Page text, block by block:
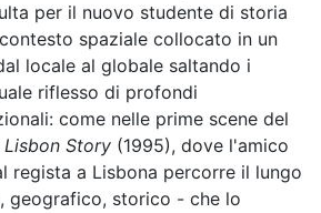
per il nuovo studente di storia
spaziale collocato in un
locale al globale saltando i
riflesso di profondi
come nelle prime scene del
Lisbon Story (1995), dove l'amico
regista a Lisbona percorre il lungo
geografico, storico - che lo